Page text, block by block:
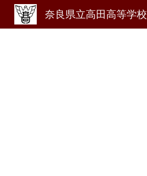
奈良県立高田高等学校